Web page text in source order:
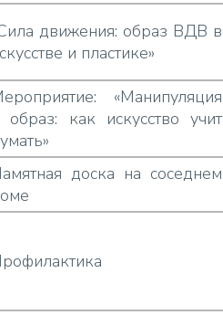
движения: образ ВДВ в
и пластике»
«Манипуляция
образ: как искусство учит
доска на соседнем